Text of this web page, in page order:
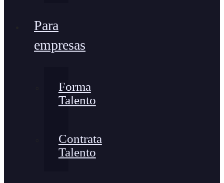
Para
empresas
Forma
Talento
Contrata
Talento